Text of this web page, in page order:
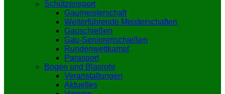
Schützensport
Gaumeisterschaft
Weiterführende Meisterschaften
Gauschießen
Gau-Seniorenschießen
Rundenwettkampf
Parasport
Bogen und Blasrohr
Veranstaltungen
Aktuelles